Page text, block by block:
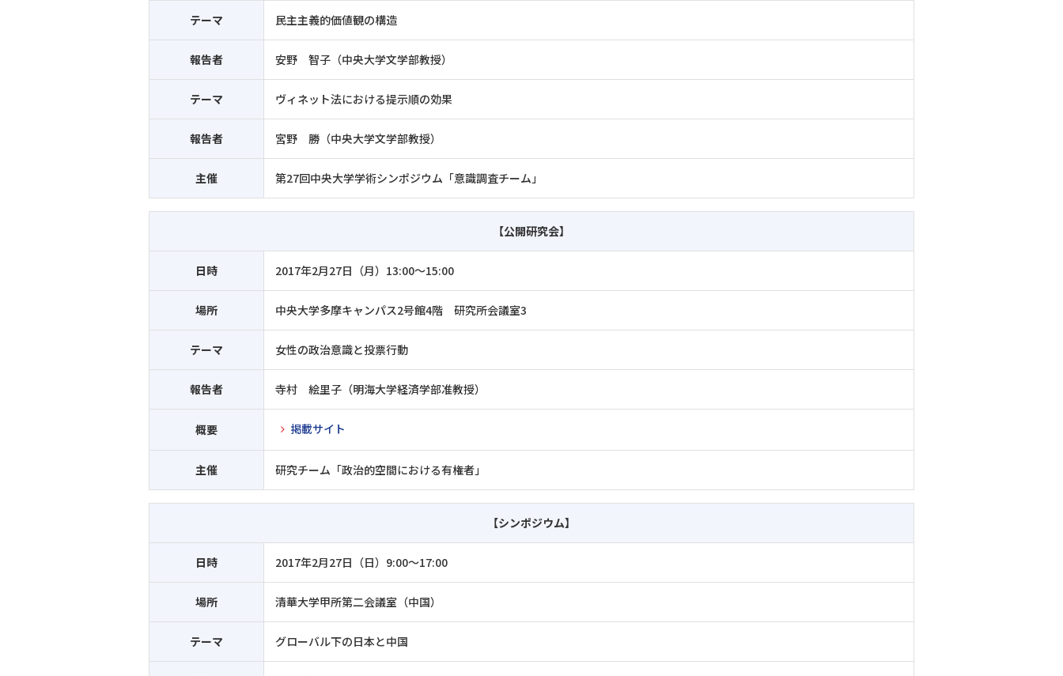
テーマ 民主主義的価値観の構造
報告者 安野 智子（中央大学文学部教授）
テーマ ヴィネット法における提示順の効果
報告者 宮野 勝（中央大学文学部教授）
主催 第27回中央大学学術シンポジウム「意識調査チーム」
【公開研究会】
日時 2017年2月27日（月）13:00～15:00
場所 中央大学多摩キャンパス2号館4階 研究所会議室3
テーマ 女性の政治意識と投票行動
報告者 寺村 絵里子（明海大学経済学部准教授）
概要 掲載サイト
主催 研究チーム「政治的空間における有権者」
【シンポジウム】
日時 2017年2月27日（日）9:00～17:00
場所 清華大学甲所第二会議室（中国）
テーマ グローバル下の日本と中国